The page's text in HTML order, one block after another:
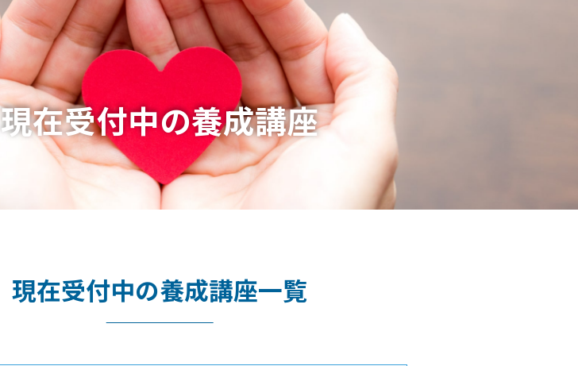
現在受付中の養成講座
現在受付中の養成講座一覧